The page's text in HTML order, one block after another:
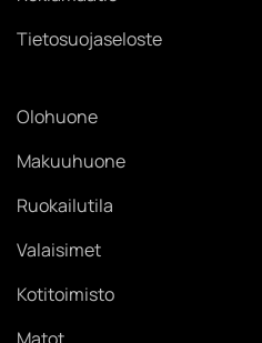
Tietosuojaseloste
Olohuone
Makuuhuone
Ruokailutila
Valaisimet
Kotitoimisto